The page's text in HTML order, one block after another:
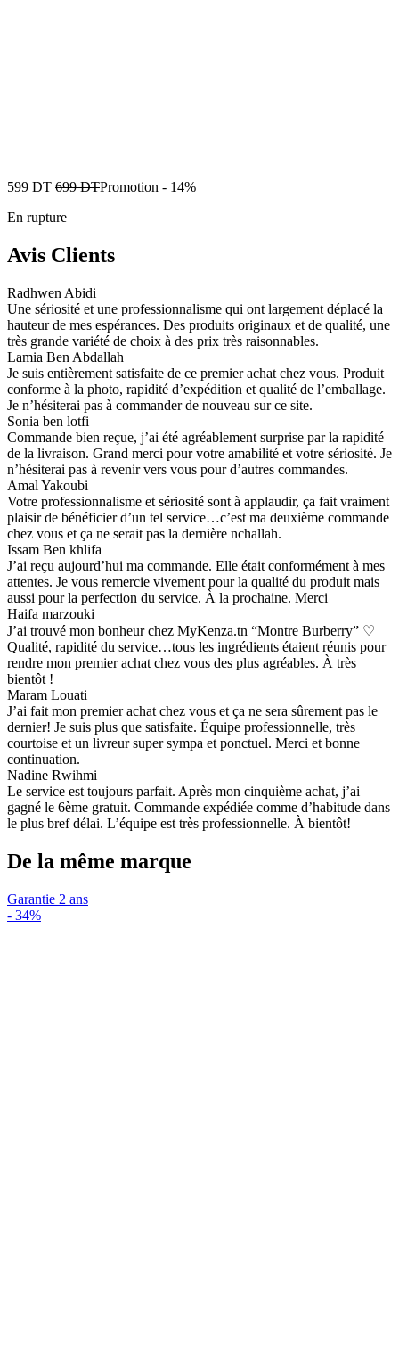
599 DT 699DTPromotion - 14%
En rupture
Avis Clients
Radhwen Abidi
Une sériosité et une professionnalisme qui ont largement déplacé la
hauteur de mes espérances. Des produits originaux et de qualité, une
très grande variété de choix à des prix très raisonnables.
Lamia Ben Abdallah
Je suis entièrement satisfaite de ce premier achat chez vous. Produit
conforme à la photo, rapidité d’expédition et qualité de l’emballage.
Je n’hésiterai pas à commander de nouveau sur ce site.
Sonia ben lotfi
Commande bien reçue, j’ai été agréablement surprise par la rapidité
de la livraison. Grand merci pour votre amabilité et votre sériosité. Je
n’hésiterai pas à revenir vers vous pour d’autres commandes.
Amal Yakoubi
Votre professionnalisme et sériosité sont à applaudir, ça fait vraiment
plaisir de bénéficier d’un tel service…c’est ma deuxième commande
chez vous et ça ne serait pas la dernière nchallah.
Issam Ben khlifa
J’ai reçu aujourd’hui ma commande. Elle était conformément à mes
attentes. Je vous remercie vivement pour la qualité du produit mais
aussi pour la perfection du service. À la prochaine. Merci
Haifa marzouki
J’ai trouvé mon bonheur chez MyKenza.tn “Montre Burberry” ♡
Qualité, rapidité du service…tous les ingrédients étaient réunis pour
rendre mon premier achat chez vous des plus agréables. À très
bientôt !
Maram Louati
J’ai fait mon premier achat chez vous et ça ne sera sûrement pas le
dernier! Je suis plus que satisfaite. Équipe professionnelle, très
courtoise et un livreur super sympa et ponctuel. Merci et bonne
continuation.
Nadine Rwihmi
Le service est toujours parfait. Après mon cinquième achat, j’ai
gagné le 6ème gratuit. Commande expédiée comme d’habitude dans
le plus bref délai. L’équipe est très professionnelle. À bientôt!
De la même marque
Garantie 2 ans
- 34%